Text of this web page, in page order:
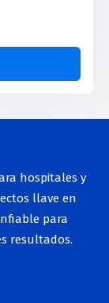
hospitales y
llave en
para
resultados.